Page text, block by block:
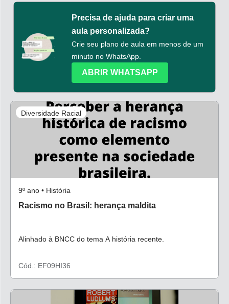
Precisa de ajuda para criar uma
aula personalizada?
Crie seu plano de aula em menos de um
minuto no WhatsApp.
ABRIR WHATSAPP
Diversidade Racial
9º ano • História
Racismo no Brasil: herança maldita
Alinhado à BNCC do tema A história recente.
Cód.: EF09HI36